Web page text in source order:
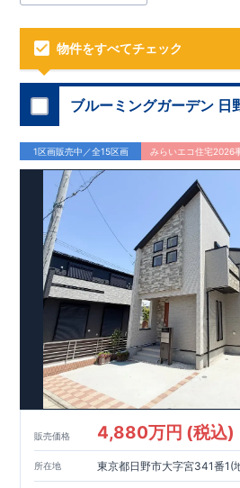
物件をすべてチェック
ブルーミングガーデン 日
1区画販売中／全15区画 みらいエコ住宅2026
販売価格 4,880万円 (税込)
所在地 東京都日野市大字宮341番1(